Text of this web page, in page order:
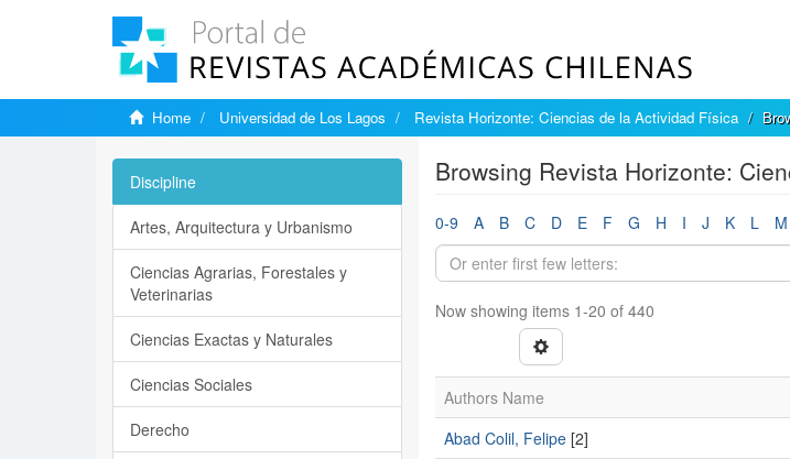
Home Universidad de Los Lagos Revista Horizonte: Ciencias de la Actividad Física
Browsing Revista Horizonte:
0-9 A B C D E F G H I J K L M
Now showing items 1-20 of 440
Authors Name
Abad Colil, Felipe[2]
Discipline
Artes, Arquitectura y Urbanismo
Ciencias Agrarias, Forestales y
Veterinarias
Ciencias Exactas y Naturales
Ciencias Sociales
Derecho